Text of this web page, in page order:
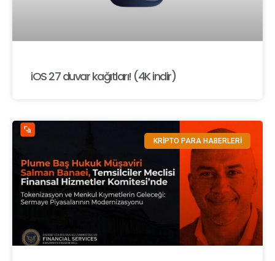
iOS 27 duvar kağıtları! (4K indir)
KRİPTO PARA HABERLERİ